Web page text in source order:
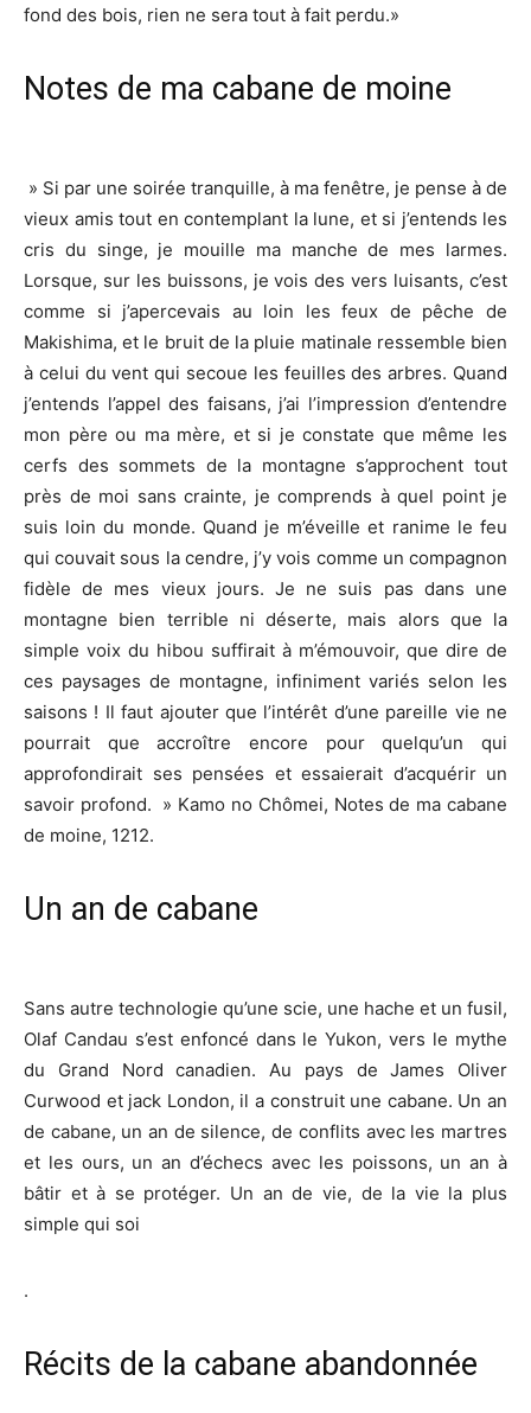
fond des bois, rien ne sera tout à fait perdu.»
Notes de ma cabane de moine
» Si par une soirée tranquille, à ma fenêtre, je pense à de
vieux amis tout en contemplant la lune, et si j’entends les
cris du singe, je mouille ma manche de mes larmes.
Lorsque, sur les buissons, je vois des vers luisants, c’est
comme si j’apercevais au loin les feux de pêche de
Makishima, et le bruit de la pluie matinale ressemble bien
à celui du vent qui secoue les feuilles des arbres. Quand
j’entends l’appel des faisans, j’ai l’impression d’entendre
mon père ou ma mère, et si je constate que même les
cerfs des sommets de la montagne s’approchent tout
près de moi sans crainte, je comprends à quel point je
suis loin du monde. Quand je m’éveille et ranime le feu
qui couvait sous la cendre, j’y vois comme un compagnon
fidèle de mes vieux jours. Je ne suis pas dans une
montagne bien terrible ni déserte, mais alors que la
simple voix du hibou suffirait à m’émouvoir, que dire de
ces paysages de montagne, infiniment variés selon les
saisons ! Il faut ajouter que l’intérêt d’une pareille vie ne
pourrait que accroître encore pour quelqu’un qui
approfondirait ses pensées et essaierait d’acquérir un
savoir profond. » Kamo no Chômei, Notes de ma cabane
de moine, 1212.
Un an de cabane
Sans autre technologie qu’une scie, une hache et un fusil,
Olaf Candau s’est enfoncé dans le Yukon, vers le mythe
du Grand Nord canadien. Au pays de James Oliver
Curwood et jack London, il a construit une cabane. Un an
de cabane, un an de silence, de conflits avec les martres
et les ours, un an d’échecs avec les poissons, un an à
bâtir et à se protéger. Un an de vie, de la vie la plus
simple qui soi
.
Récits de la cabane abandonnée